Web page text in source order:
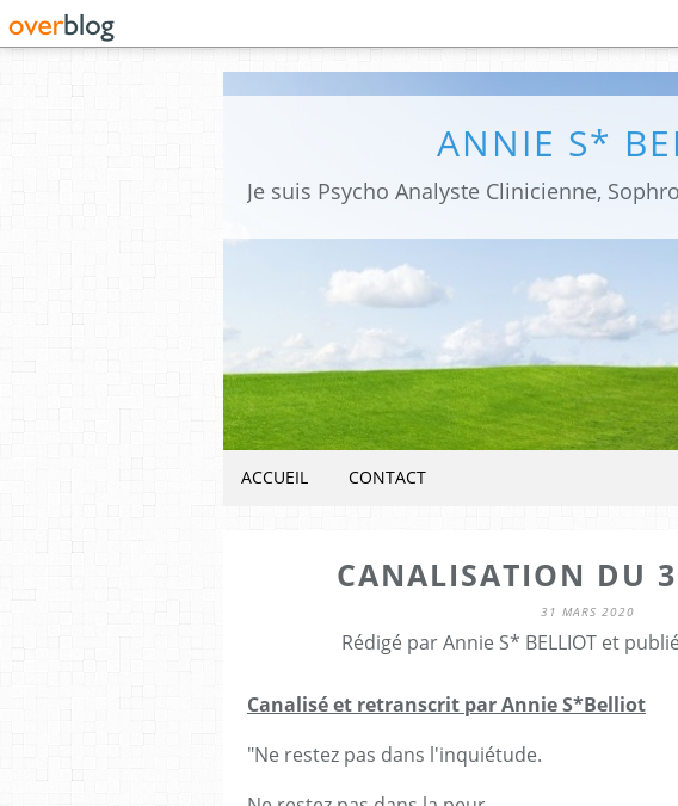
ANNIE S*
ACCUEIL CONTACT
CANALISATION DU
31 MARS 2020
Rédigé par Annie S* BELLIOT et
Canalisé et retranscrit par Annie S*Belliot
"Ne restez pas dans l'inquiétude.